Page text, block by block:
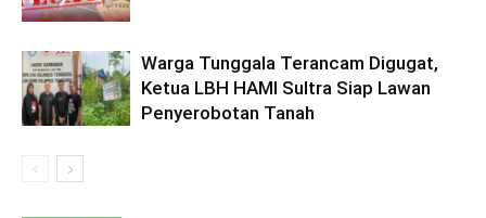
Warga Tunggala Terancam Digugat,
Ketua LBH HAMI Sultra Siap Lawan
Penyerobotan Tanah